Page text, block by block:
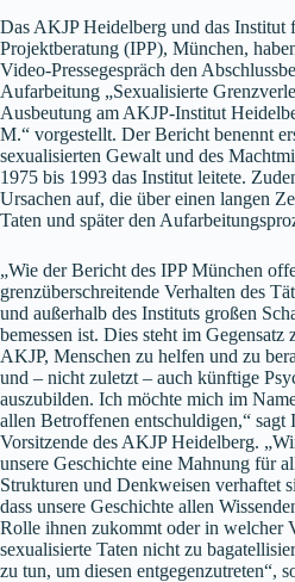
Das AKJP Heidelberg und das Institut
Projektberatung (IPP), München,
Video-Pressegespräch den
Aufarbeitung „Sexualisierte
Ausbeutung am AKJP-Institut
M.“ vorgestellt. Der Bericht benennt
sexualisierten Gewalt und des
1975 bis 1993 das Institut leitete.
Ursachen auf, die über einen langen
Taten und später den
„Wie der Bericht des IPP München
grenzüberschreitende Verhalten des
und außerhalb des Instituts großen
bemessen ist. Dies steht im
AKJP, Menschen zu helfen und zu
und – nicht zuletzt – auch künftige
auszubilden. Ich möchte mich im
allen Betroffenen entschuldigen,“ sagt
Vorsitzende des AKJP Heidelberg.
unsere Geschichte eine Mahnung für
Strukturen und Denkweisen verhaftet
dass unsere Geschichte allen
Rolle ihnen zukommt oder in welcher
sexualisierte Taten nicht zu
zu tun, um diesen entgegenzutreten“,